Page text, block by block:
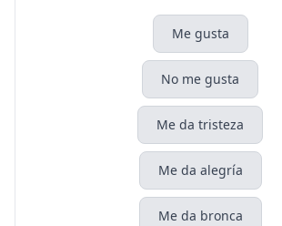
Me gusta
No me gusta
Me da tristeza
Me da alegría
Me da bronca